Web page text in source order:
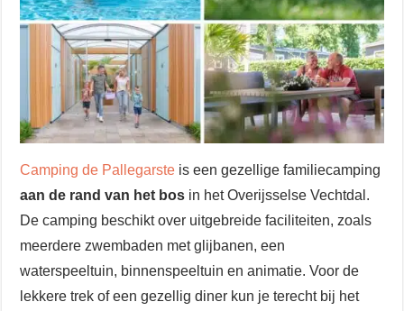
Camping de Pallegarste is een gezellige familiecamping
aan de rand van het bos in het Overijsselse Vechtdal.
De camping beschikt over uitgebreide faciliteiten, zoals
meerdere zwembaden met glijbanen, een
waterspeeltuin, binnenspeeltuin en animatie. Voor de
lekkere trek of een gezellig diner kun je terecht bij het